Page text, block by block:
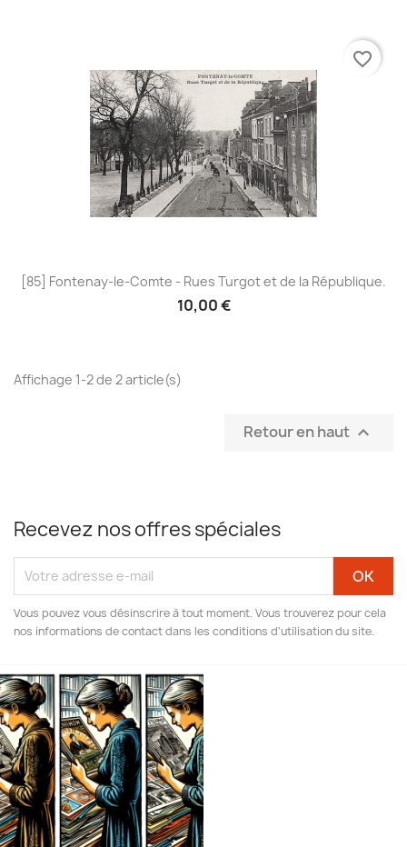
[85] Fontenay-le-Comte - Rues Turgot et de la République.
10,00 €
favorite_border
Affichage 1-2 de 2 article(s)
Retour en haut 
Recevez nos offres spéciales
Vous pouvez vous désinscrire à tout moment. Vous trouverez pour cela
nos informations de contact dans les conditions d'utilisation du site.